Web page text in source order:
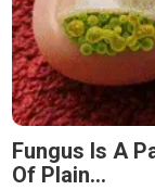
Fungus Is A
Of Plain...